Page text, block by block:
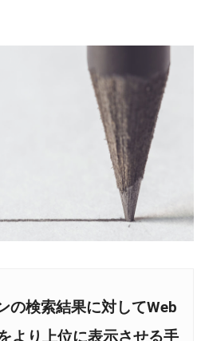
の検索結果に対してWeb
より上位に表示させる手